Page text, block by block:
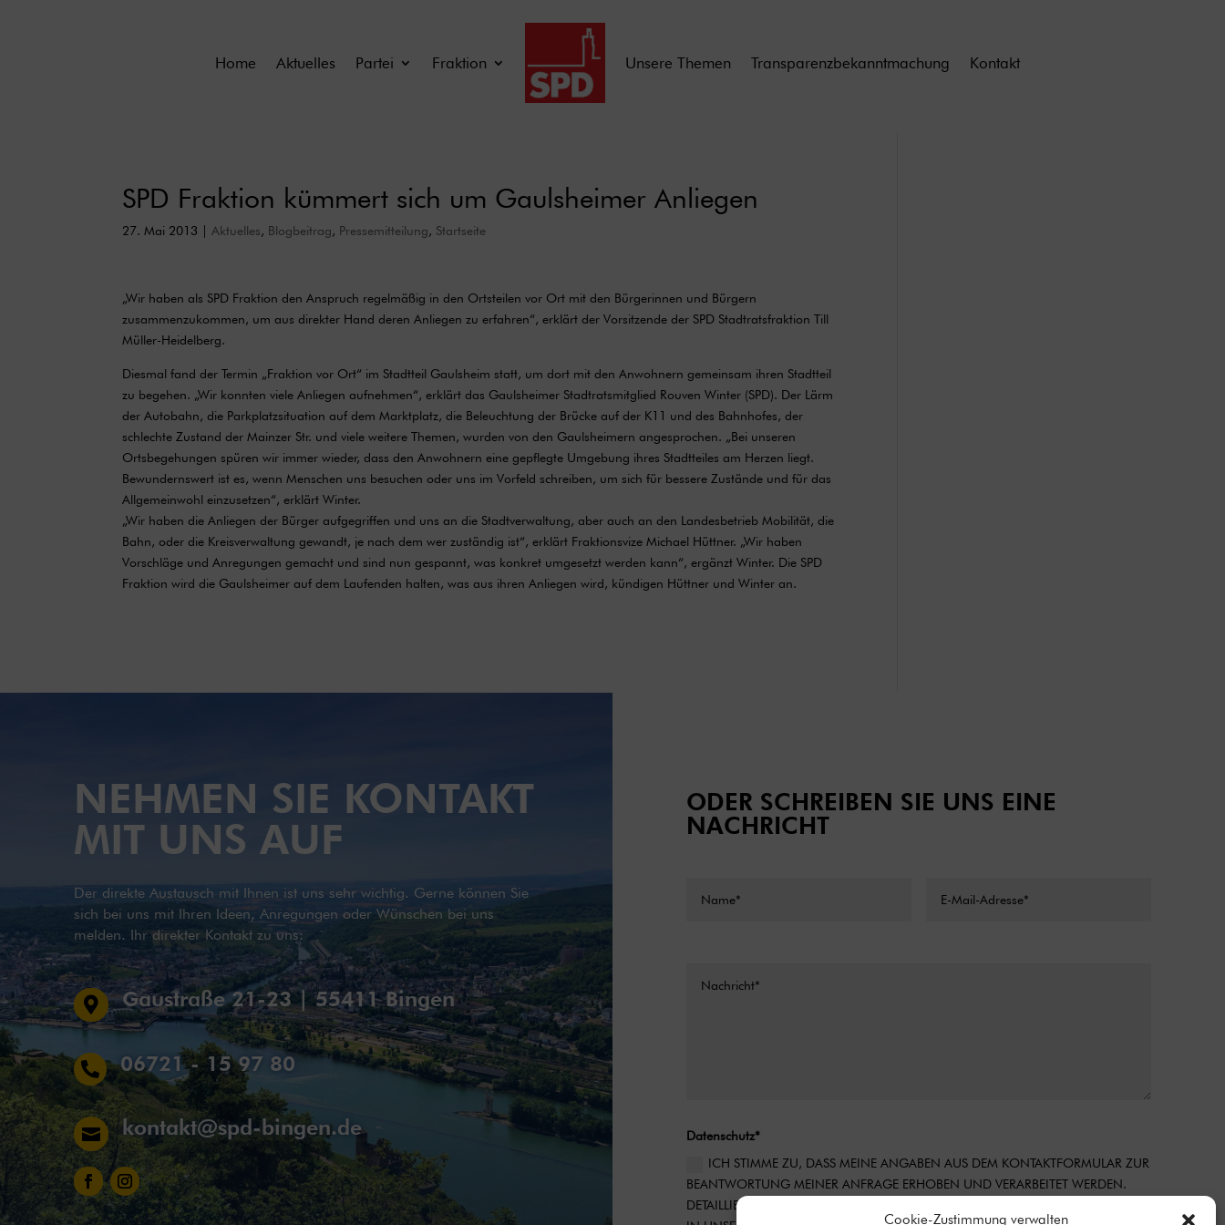
Cookie-Zustimmung verwalten
Home Aktuelles Partei Fraktion Unsere Themen Transparenzbekanntmachung Kontakt
SPD Fraktion kümmert sich um Gaulsheimer Anliegen
27. Mai 2013 Aktuelles, Blogbeitrag, Pressemitteilung, Startseite
„Wir haben als SPD Fraktion den Anspruch regelmäßig in den Ortsteilen vor Ort mit den Bürgerinnen und Bürgern
zusammenzukommen, um aus direkter Hand deren Anliegen zu erfahren“, erklärt der Vorsitzende der SPD Stadtratsfraktion Till
Müller-Heidelberg.
Diesmal fand der Termin „Fraktion vor Ort“ im Stadtteil Gaulsheim statt, um dort mit den Anwohnern gemeinsam ihren Stadtteil
zu begehen. „Wir konnten viele Anliegen aufnehmen“, erklärt das Gaulsheimer Stadtratsmitglied Rouven Winter (SPD). Der Lärm
der Autobahn, die Parkplatzsituation auf dem Marktplatz, die Beleuchtung der Brücke auf der K11 und des Bahnhofes, der
schlechte Zustand der Mainzer Str. und viele weitere Themen, wurden von den Gaulsheimern angesprochen. „Bei unseren
Ortsbegehungen spüren wir immer wieder, dass den Anwohnern eine gepflegte Umgebung ihres Stadtteiles am Herzen liegt.
Bewundernswert ist es, wenn Menschen uns besuchen oder uns im Vorfeld schreiben, um sich für bessere Zustände und für das
Allgemeinwohl einzusetzen“, erklärt Winter.
„Wir haben die Anliegen der Bürger aufgegriffen und uns an die Stadtverwaltung, aber auch an den Landesbetrieb Mobilität, die
Bahn, oder die Kreisverwaltung gewandt, je nach dem wer zuständig ist“, erklärt Fraktionsvize Michael Hüttner. „Wir haben
Vorschläge und Anregungen gemacht und sind nun gespannt, was konkret umgesetzt werden kann“, ergänzt Winter. Die SPD
Fraktion wird die Gaulsheimer auf dem Laufenden halten, was aus ihren Anliegen wird, kündigen Hüttner und Winter an.
NEHMEN SIE KONTAKT
MIT UNS AUF
Der direkte Austausch mit Ihnen ist uns sehr wichtig. Gerne können Sie
sich bei uns mit Ihren Ideen, Anregungen oder Wünschen bei uns
melden. Ihr direkter Kontakt zu uns:
 Gaustraße 21-23 | 55411 Bingen
 06721 - 15 97 80
 kontakt@spd-bingen.de
ODER SCHREIBEN SIE UNS EINE
NACHRICHT
Datenschutz*
ICH STIMME ZU, DASS MEINE ANGABEN AUS DEM KONTAKTFORMULAR ZUR
BEANTWORTUNG MEINER ANFRAGE ERHOBEN UND VERARBEITET WERDEN.
DETAILLIERTE INFORMATIONEN ZUM UMGANG MIT NUTZERDATEN FINDEN SIE